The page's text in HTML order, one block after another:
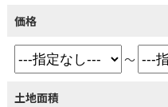
価格
～
土地面積